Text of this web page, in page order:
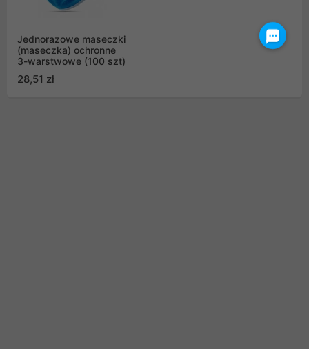
Jednorazowe maseczki
(maseczka) ochronne
3-warstwowe (100 szt)
28,51 zł